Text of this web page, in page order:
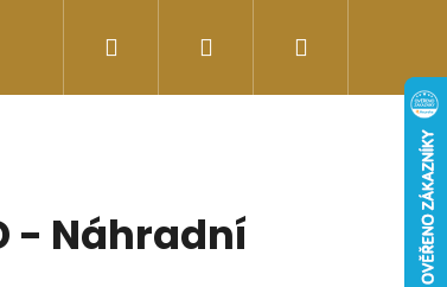
stravy Energy-kofeinové
Přihlášení
- Náhradní